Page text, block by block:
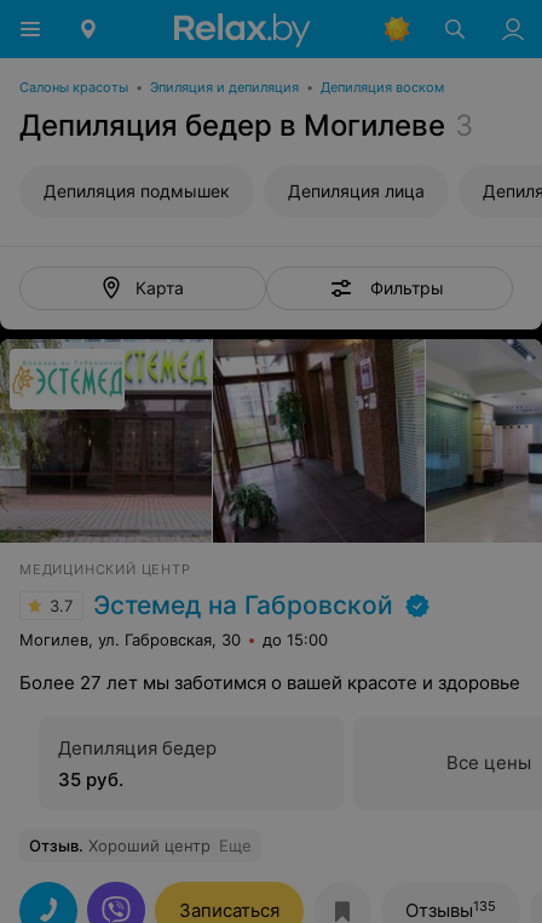
Салоны красоты • Эпиляция и депиляция • Депиляция воском
Депиляция бедер в Могилеве 3
Депиляция подмышек Депиляция лица
Карта Фильтры
МЕДИЦИНСКИЙ ЦЕНТР
3.7 Эстемед на Габровской
Могилев, ул. Габровская, 30 до 15:00
Более 27 лет мы заботимся о вашей красоте и здоровье
Депиляция бедер
35 руб.
Все цены
Отзыв. Хороший центр Еще
Записаться Отзывы135